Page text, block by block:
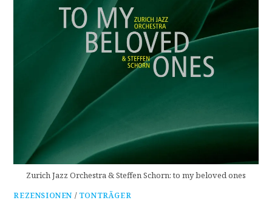
Zurich Jazz Orchestra & Steffen Schorn: to my beloved ones
REZENSIONEN / TONTRÄGER